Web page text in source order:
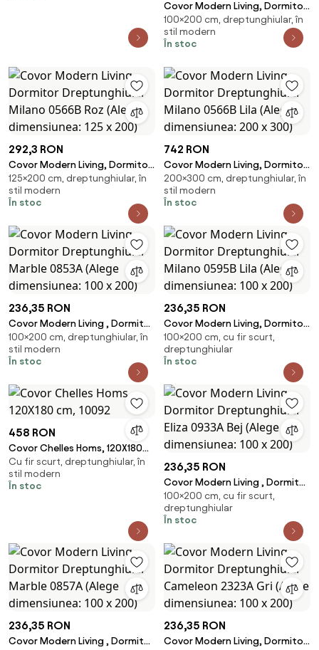
Covor Modern Living, Dormitor
Dreptunghiular Royal River
7367A Verde Smarald (Alege
dimensiunea: 100 x 200)
100×200 cm, dreptunghiular, în
stil modern
În stoc
292,3 RON
Covor Modern Living, Dormitor
Dreptunghiular Milano 0566B
Roz (Alege dimensiunea: 125 x
200)
125×200 cm, dreptunghiular, în
stil modern
În stoc
742 RON
Covor Modern Living, Dormitor
Dreptunghiular Milano 0566B
Lila (Alege dimensiunea: 200 x
300)
200×300 cm, dreptunghiular, în
stil modern
În stoc
236,35 RON
Covor Modern Living , Dormitor
Dreptunghiular Marble 0853A
(Alege dimensiunea: 100 x 200)
100×200 cm, dreptunghiular, în
stil modern
În stoc
236,35 RON
Covor Modern Living, Dormitor
Dreptunghiular Milano 0595B
Lila (Alege dimensiunea: 100 x
200)
100×200 cm, cu fir scurt,
dreptunghiular
În stoc
458 RON
Covor Chelles Homs, 120X180
cm, 10092
Cu fir scurt, dreptunghiular, în
stil modern
În stoc
236,35 RON
Covor Modern Living , Dormitor
Dreptunghiular Eliza 0933A Bej
(Alege dimensiunea: 100 x 200)
100×200 cm, cu fir scurt,
dreptunghiular
În stoc
236,35 RON
Covor Modern Living , Dormitor
236,35 RON
Covor Modern Living, Dormitor